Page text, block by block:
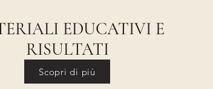
EDUCATIVI E
RISULTATI
Scopri di più